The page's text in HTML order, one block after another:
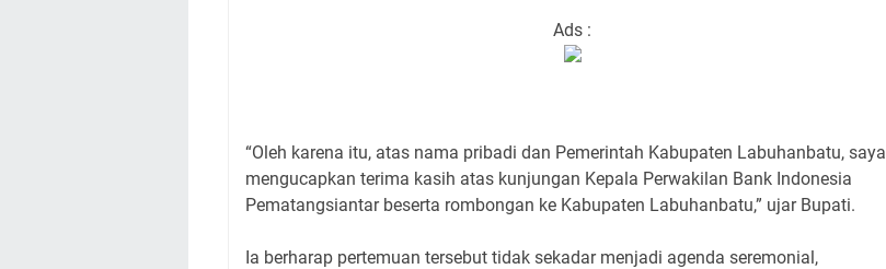
Ads :
“Oleh karena itu, atas nama pribadi dan Pemerintah Kabupaten Labuhanbatu, saya
mengucapkan terima kasih atas kunjungan Kepala Perwakilan Bank Indonesia
Pematangsiantar beserta rombongan ke Kabupaten Labuhanbatu,” ujar Bupati.
Ia berharap pertemuan tersebut tidak sekadar menjadi agenda seremonial,